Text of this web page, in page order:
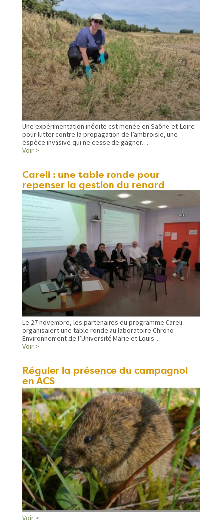
Une expérimentation inédite est menée en Saône-et-Loire
pour lutter contre la propagation de l’ambroisie, une
espèce invasive qui ne cesse de gagner…
Voir >
Careli : une table ronde pour
repenser la gestion du renard
Le 27 novembre, les partenaires du programme Careli
organisaient une table ronde au laboratoire Chrono-
Environnement de l’Université Marie et Louis…
Voir >
Réguler la présence du campagnol
en ACS
Voir >